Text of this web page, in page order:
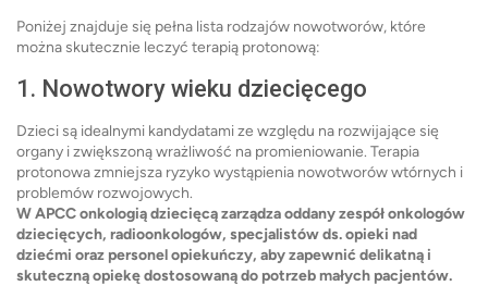
Poniżej znajduje się pełna lista rodzajów nowotworów, które
można skutecznie leczyć terapią protonową:
1. Nowotwory wieku dziecięcego
Dzieci są idealnymi kandydatami ze względu na rozwijające się
organy i zwiększoną wrażliwość na promieniowanie. Terapia
protonowa zmniejsza ryzyko wystąpienia nowotworów wtórnych i
problemów rozwojowych.
W APCC onkologią dziecięcą zarządza oddany zespół onkologów
dziecięcych, radioonkologów, specjalistów ds. opieki nad
dziećmi oraz personel opiekuńczy, aby zapewnić delikatną i
skuteczną opiekę dostosowaną do potrzeb małych pacjentów.